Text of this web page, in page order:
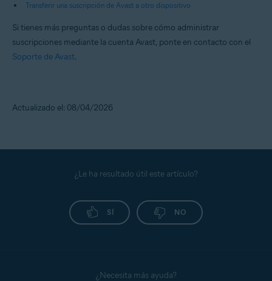
Transferir una suscripción de Avast a otro dispositivo
Si tienes más preguntas o dudas sobre cómo administrar
suscripciones mediante la cuenta Avast, ponte en contacto con el
Soporte de Avast.
Actualizado el: 08/04/2026
¿Le ha resultado útil este artículo?
SÍ NO
¿Necesita más ayuda?